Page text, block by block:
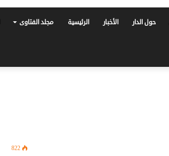
حول الدار الأخبار الرئيسية مجلد الفتاوى
822